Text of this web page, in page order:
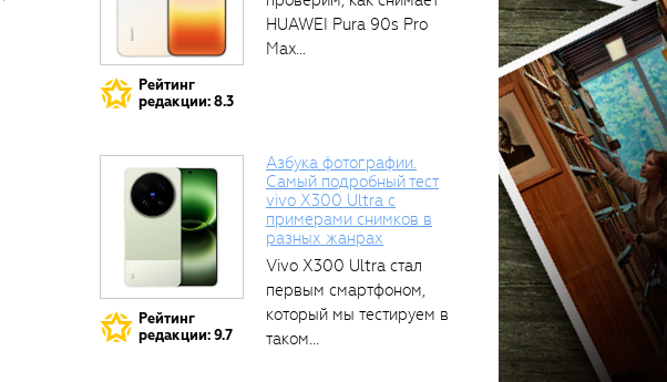
Рейтинг
редакции: 8.3
HUAWEI Pura 90s Pro
Max...
Рейтинг
редакции: 9.7
Азбука фотографии.
Самый подробный тест
vivo X300 Ultra с
примерами снимков в
разных жанрах
Vivo X300 Ultra стал
первым смартфоном,
который мы тестируем в
таком...